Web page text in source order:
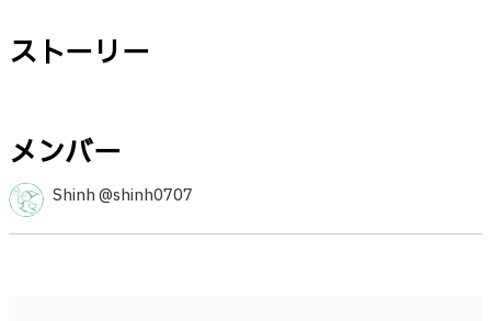
ストーリー
メンバー
Shinh @shinh0707